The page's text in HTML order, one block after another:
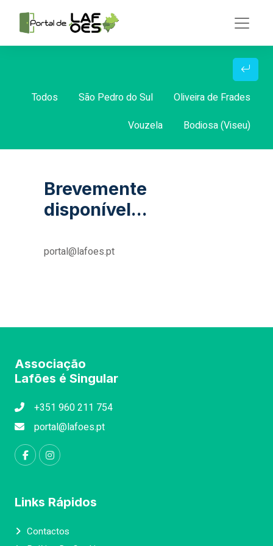
Todos São Pedro do Sul
Oliveira de Frades
Vouzela
Bodiosa (Viseu)
Brevemente
disponível...
portal@lafoes.pt
Associação
Lafões é Singular
+351 960 211 754
portal@lafoes.pt
Links Rápidos
Contactos